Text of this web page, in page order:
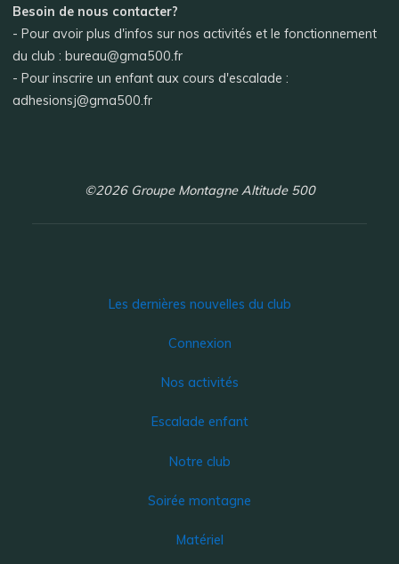
Besoin de nous contacter?
- Pour avoir plus d'infos sur nos activités et le fonctionnement
du club : bureau@gma500.fr
- Pour inscrire un enfant aux cours d'escalade :
adhesionsj@gma500.fr
©2026 Groupe Montagne Altitude 500
Les dernières nouvelles du club
Connexion
Nos activités
Escalade enfant
Notre club
Soirée montagne
Matériel